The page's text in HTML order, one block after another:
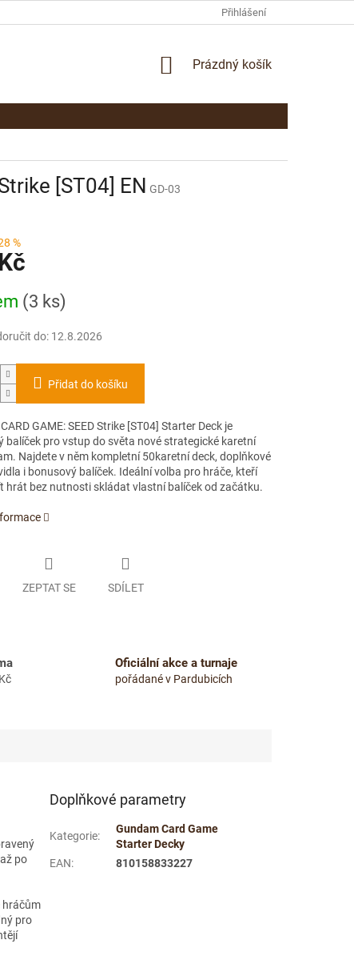
KONTAKTY
Přihlášení
NÁKUPNÍ
Prázdný košík
[ST04] EN GD-03
%
(3 ks)
do: 12.8.2026
Přidat do košíku
GAME: SEED Strike [ST04] Starter Deck je
balíček pro vstup do světa nové strategické karetní
Najdete v něm kompletní 50karetní deck, doplňkové
i bonusový balíček. Ideální volba pro hráče, kteří
hrát bez nutnosti skládat vlastní balíček od začátku.
ZEPTAT SE SDÍLET
Oficiální akce a turnaje
pořádané v Pardubicích
po
hráčům
pro
Doplňkové parametry
Kategorie:
Gundam Card Game
Starter Decky
EAN: 810158833227